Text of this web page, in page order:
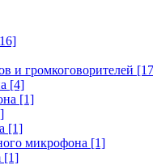
и громкоговорителей
[4]
[1]
[1]
микрофона [1]
[1]